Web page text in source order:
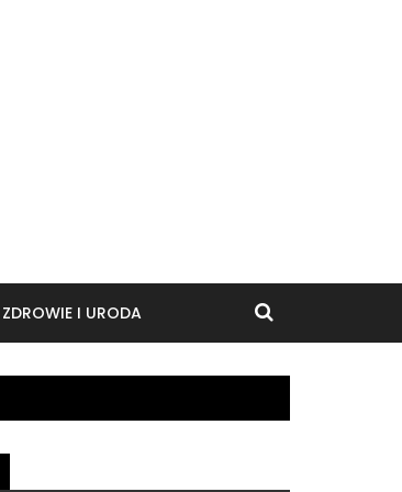
ZDROWIE I URODA